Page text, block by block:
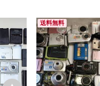
送料無料